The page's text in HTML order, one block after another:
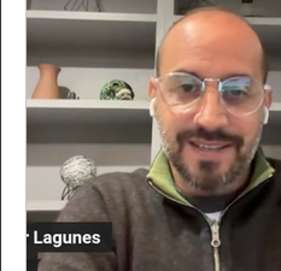
Inteligencia Artificial
blog GOBIERNO
modelo de gobernanza